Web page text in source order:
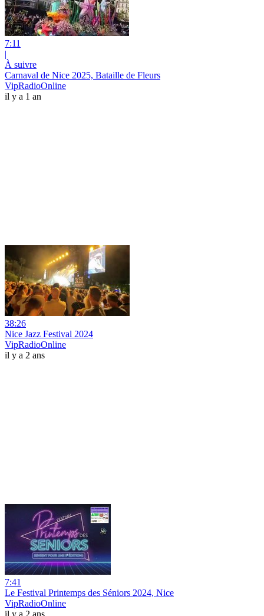
7:11
|
À suivre
Carnaval de Nice 2025, Bataille de Fleurs
VipRadioOnline
il y a 1 an
38:26
Nice Jazz Festival 2024
VipRadioOnline
il y a 2 ans
7:41
Le Festival Printemps des Séniors 2024, Nice
VipRadioOnline